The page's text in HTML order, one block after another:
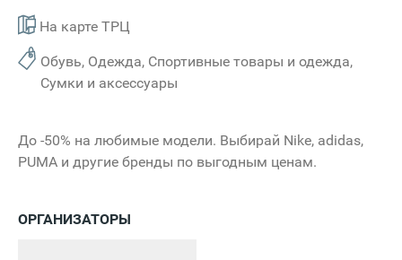
На карте ТРЦ
Обувь, Одежда, Спортивные товары и одежда,
Сумки и аксессуары
До -50% на любимые модели. Выбирай Nike, adidas,
PUMA и другие бренды по выгодным ценам.
ОРГАНИЗАТОРЫ